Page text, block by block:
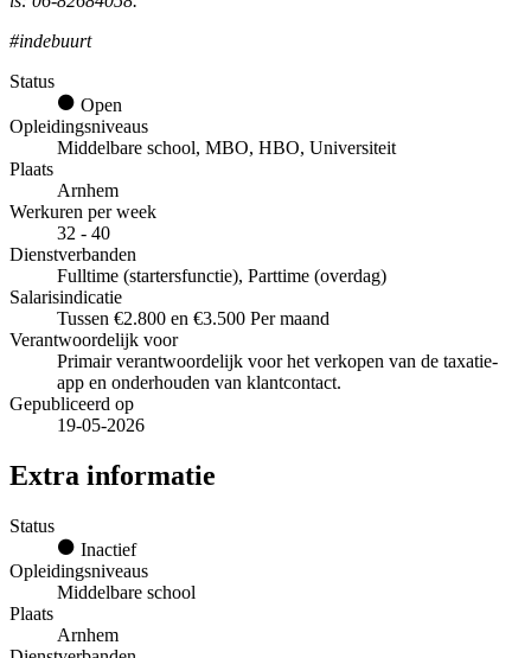
#indebuurt
Status
Open
Opleidingsniveaus
Middelbare school, MBO, HBO, Universiteit
Plaats
Arnhem
Werkuren per week
32 - 40
Dienstverbanden
Fulltime (startersfunctie), Parttime (overdag)
Salarisindicatie
Tussen €2.800 en €3.500 Per maand
Verantwoordelijk voor
Primair verantwoordelijk voor het verkopen van de taxatie-
app en onderhouden van klantcontact.
Gepubliceerd op
19-05-2026
Extra informatie
Status
Inactief
Opleidingsniveaus
Middelbare school
Plaats
Arnhem